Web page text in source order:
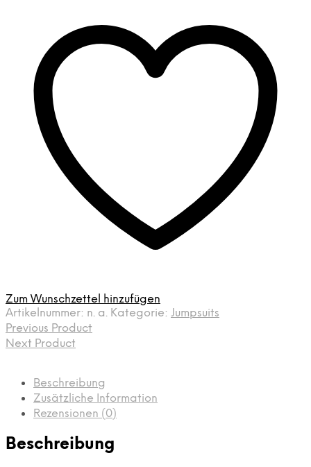
Zum Wunschzettel hinzufügen
Artikelnummer: n. a. Kategorie: Jumpsuits
Previous Product
Next Product
Beschreibung
Zusätzliche Information
Rezensionen (0)
Beschreibung